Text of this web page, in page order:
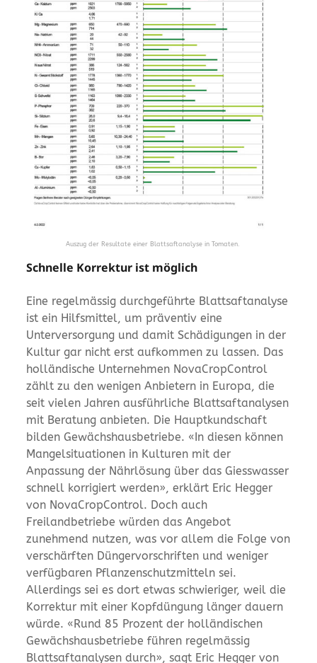
Auszug der Resultate einer Blattsaftanalyse in Tomaten.
Schnelle Korrektur ist möglich
Eine regelmässig durchgeführte Blattsaftanalyse
ist ein Hilfsmittel, um präventiv eine
Unterversorgung und damit Schädigungen in der
Kultur gar nicht erst aufkommen zu lassen. Das
holländische Unternehmen NovaCropControl
zählt zu den wenigen Anbietern in Europa, die
seit vielen Jahren ausführliche Blattsaftanalysen
mit Beratung anbieten. Die Hauptkundschaft
bilden Gewächshausbetriebe. «In diesen können
Mangelsituationen in Kulturen mit der
Anpassung der Nährlösung über das Giesswasser
schnell korrigiert werden», erklärt Eric Hegger
von NovaCropControl. Doch auch
Freilandbetriebe würden das Angebot
zunehmend nutzen, was vor allem die Folge von
verschärften Düngervorschriften und weniger
verfügbaren Pflanzenschutzmitteln sei.
Allerdings sei es dort etwas schwieriger, weil die
Korrektur mit einer Kopfdüngung länger dauern
würde. «Rund 85 Prozent der holländischen
Gewächshausbetriebe führen regelmässig
Blattsaftanalysen durch», sagt Eric Hegger von